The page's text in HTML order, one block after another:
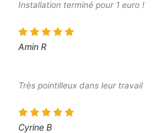
Installation terminé pour 1 euro !
Amin R
Très pointilleux dans leur travail
Cyrine B